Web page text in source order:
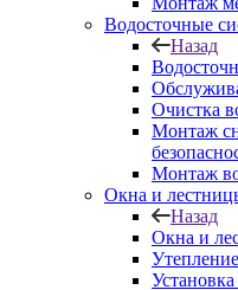
Водосточные
Назад
Очистка
Монтаж
Монтаж
Окна и
Назад
Окна и